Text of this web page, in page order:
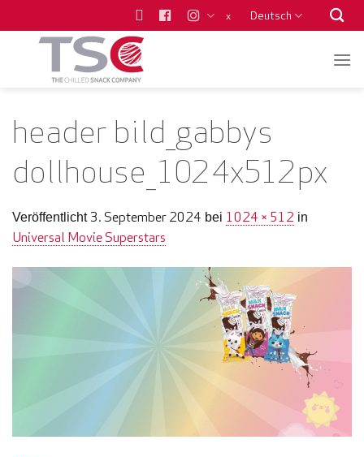
Inhalt
x Deutsch
header bild_gabbys
dollhouse_1024x512px
Veröffentlicht 3. September 2024 bei 1024 × 512 in
Universal Movie Superstars